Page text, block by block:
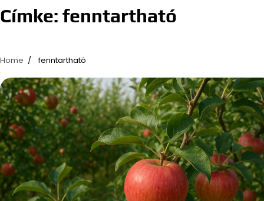
Címke: fenntartható
Home fenntartható